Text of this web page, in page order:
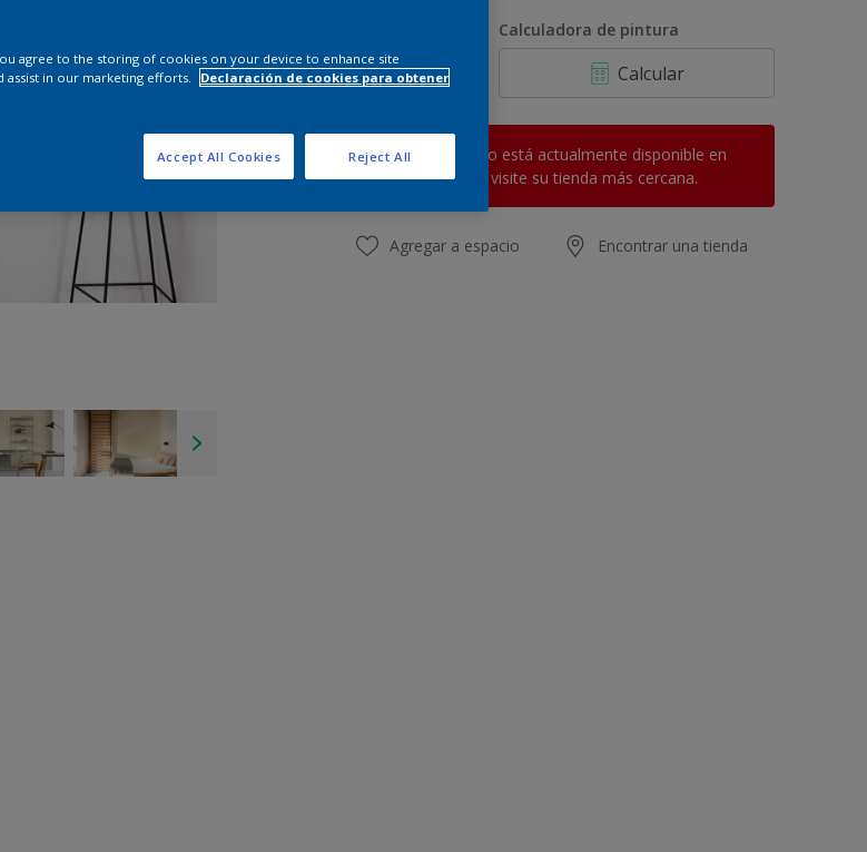
Calculadora de pintura
Calcular
Este producto no está actualmente disponible en
línea. Por favor, visite su tienda más cercana.
Agregar a espacio Encontrar una tienda
agree to the storing of cookies on your device to enhance site
assist in our marketing efforts.
Declaración de cookies para obtener
Reject All
Accept All Cookies